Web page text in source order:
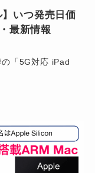
いつ発売日価
最新情報
「5G対応 iPad